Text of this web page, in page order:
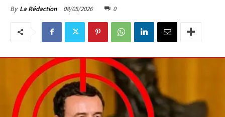
By La Rédaction 08/05/2026 0